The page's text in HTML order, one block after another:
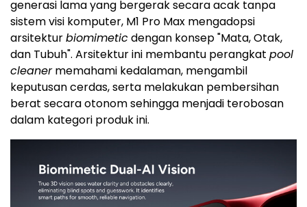
generasi lama yang bergerak secara acak tanpa
sistem visi komputer, M1 Pro Max mengadopsi
arsitekturbiomimeticdengan konsep "Mata, Otak,
dan Tubuh". Arsitektur ini membantu perangkat pool
cleanermemahami kedalaman, mengambil
keputusan cerdas, serta melakukan pembersihan
berat secara otonom sehingga menjadi terobosan
dalam kategori produk ini.